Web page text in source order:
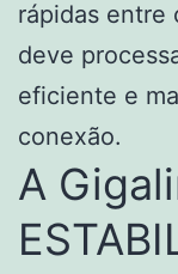
rápidas entre
deve
eficiente e
conexão.
A